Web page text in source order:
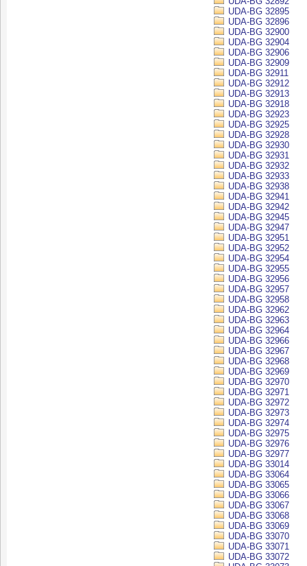
UDA-BG 32895
UDA-BG 32896
UDA-BG 32900
UDA-BG 32904
UDA-BG 32906
UDA-BG 32909
UDA-BG 32911
UDA-BG 32912
UDA-BG 32913
UDA-BG 32918
UDA-BG 32923
UDA-BG 32925
UDA-BG 32928
UDA-BG 32930
UDA-BG 32931
UDA-BG 32932
UDA-BG 32933
UDA-BG 32938
UDA-BG 32941
UDA-BG 32942
UDA-BG 32945
UDA-BG 32947
UDA-BG 32951
UDA-BG 32952
UDA-BG 32954
UDA-BG 32955
UDA-BG 32956
UDA-BG 32957
UDA-BG 32958
UDA-BG 32962
UDA-BG 32963
UDA-BG 32964
UDA-BG 32966
UDA-BG 32967
UDA-BG 32968
UDA-BG 32969
UDA-BG 32970
UDA-BG 32971
UDA-BG 32972
UDA-BG 32973
UDA-BG 32974
UDA-BG 32975
UDA-BG 32976
UDA-BG 32977
UDA-BG 33014
UDA-BG 33064
UDA-BG 33065
UDA-BG 33066
UDA-BG 33067
UDA-BG 33068
UDA-BG 33069
UDA-BG 33070
UDA-BG 33071
UDA-BG 33072